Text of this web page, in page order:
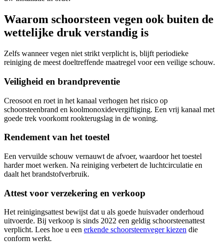
Waarom schoorsteen vegen ook buiten de
wettelijke druk verstandig is
Zelfs wanneer vegen niet strikt verplicht is, blijft periodieke
reiniging de meest doeltreffende maatregel voor een veilige schouw.
Veiligheid en brandpreventie
Creosoot en roet in het kanaal verhogen het risico op
schoorsteenbrand en koolmonoxidevergiftiging. Een vrij kanaal met
goede trek voorkomt rookterugslag in de woning.
Rendement van het toestel
Een vervuilde schouw vernauwt de afvoer, waardoor het toestel
harder moet werken. Na reiniging verbetert de luchtcirculatie en
daalt het brandstofverbruik.
Attest voor verzekering en verkoop
Het reinigingsattest bewijst dat u als goede huisvader onderhoud
uitvoerde. Bij verkoop is sinds 2022 een geldig schoorsteenattest
verplicht. Lees hoe u een erkende schoorsteenveger kiezen die
conform werkt.